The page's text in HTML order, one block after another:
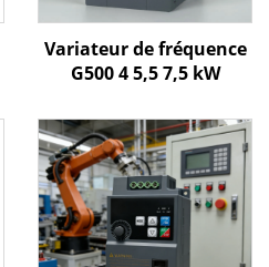
Variateur de fréquence
G500 4 5,5 7,5 kW